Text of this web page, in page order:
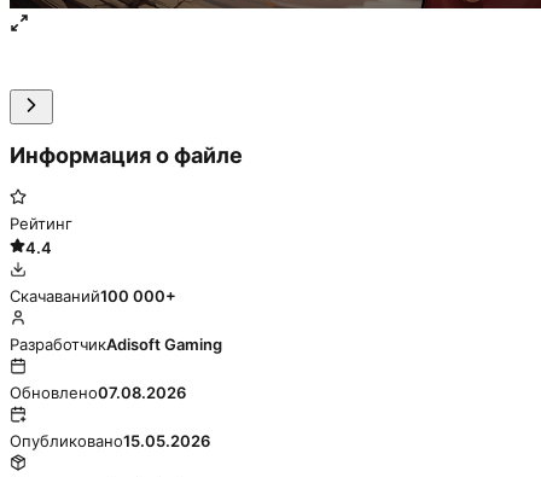
Информация о файле
Рейтинг
4.4
Скачаваний100 000+
РазработчикAdisoft Gaming
Обновлено07.08.2026
Опубликовано15.05.2026